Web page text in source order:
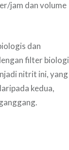
jam dan volume
dan
filter biologi
nitrit ini, yang
kedua,